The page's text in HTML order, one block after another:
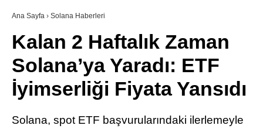
Youtube
TikTok
SÖZLÜK
Ana Sayfa › Solana Haberleri
Kalan 2 Haftalık Zaman
Solana’ya Yaradı: ETF
İyimserliği Fiyata Yansıdı
Solana, spot ETF başvurularındaki ilerlemeyle